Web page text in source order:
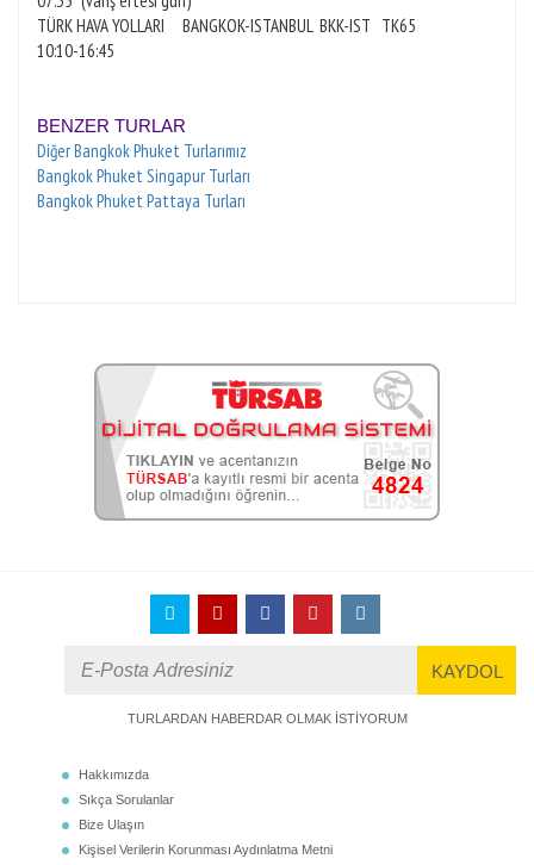
TÜRK HAVA YOLLARI BANGKOK-ISTANBUL BKK-IST TK65
10:10-16:45
BENZER TURLAR
Diğer Bangkok Phuket Turlarımız
Bangkok Phuket Singapur Turları
Bangkok Phuket Pattaya Turları
TURLARDAN HABERDAR OLMAK İSTİYORUM
Hakkımızda
Sıkça Sorulanlar
Bize Ulaşın
Kişisel Verilerin Korunması Aydınlatma Metni